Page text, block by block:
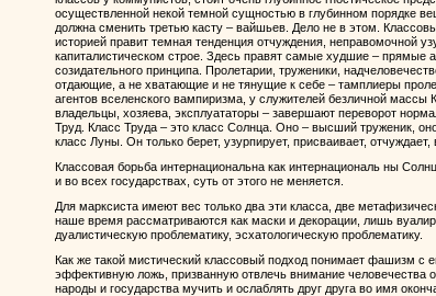
осуществленной некой темной сущностью в глубинном порядке
должна сменить третью касту – вайшьев. Дело не в этом.
историей правит темная тенденция отчуждения, неправомочной
капиталистическом строе. Здесь правят самые худшие – прямые
созидательного принципа. Пролетарии, труженики,
отдающие, а не хватающие и не тянущие к себе – тамплиеры
агентов вселенского вампиризма, у служителей безличной массы
владельцы, хозяева, эксплуататоры – завершают переворот
Труд. Класс Труда – это класс Солнца. Оно – высший труженик,
класс Луны. Он только берет, узурпирует, присваивает,
Классовая борьба интернациональна как интернациональ ны
и во всех государствах, суть от этого не меняется.
Для марксиста имеют вес только два эти класса, две
наше время рассматриваются как маски и декорации, лишь
дуалистическую проблематику, эсхатологическую проблематику.
Как же такой мистический классовый подход понимает фашизм с
эффективную ложь, призванную отвлечь внимание человечества
народы и государства мучить и ослаблять друг друга во имя